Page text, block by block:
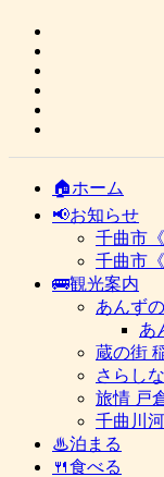
🏠ホーム
📢お知らせ
千曲市
千曲市
🚌観光案内
あんず
あ
蔵の街
さらし
旅情 戸
千曲川
♨泊まる
🍴食べる